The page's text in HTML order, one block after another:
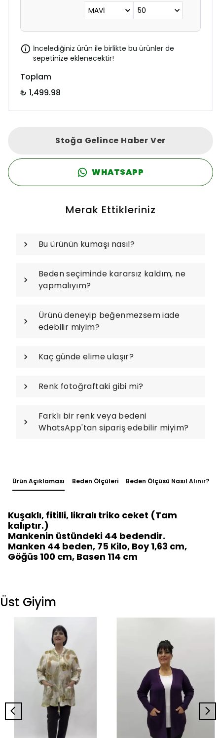
İncelediğiniz ürün ile birlikte bu ürünler de
sepetinize eklenecektir!
Toplam
₺ 1,499.98
Stoğa Gelince Haber Ver
WHATSAPP
Merak Ettikleriniz
Bu ürünün kumaşı nasıl?
Beden seçiminde kararsız kaldım, ne
yapmalıyım?
Ürünü deneyip beğenmezsem iade
edebilir miyim?
Kaç günde elime ulaşır?
Renk fotoğraftaki gibi mi?
Farklı bir renk veya bedeni
WhatsApp'tan sipariş edebilir miyim?
Ürün Açıklaması Beden Ölçüleri Beden Ölçüsü Nasıl Alınır?
Kuşaklı, fitilli, likralı triko ceket (Tam
kalıptır.)
Mankenin üstündeki 44 bedendir.
Manken 44 beden, 75 Kilo, Boy 1,63 cm,
Göğüs 100 cm, Basen 114 cm
Üst Giyim